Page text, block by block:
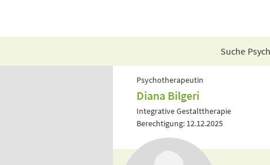
Suche
Psychotherapeutin
Diana Bilgeri
Integrative Gestalttherapie
Berechtigung: 12.12.2025